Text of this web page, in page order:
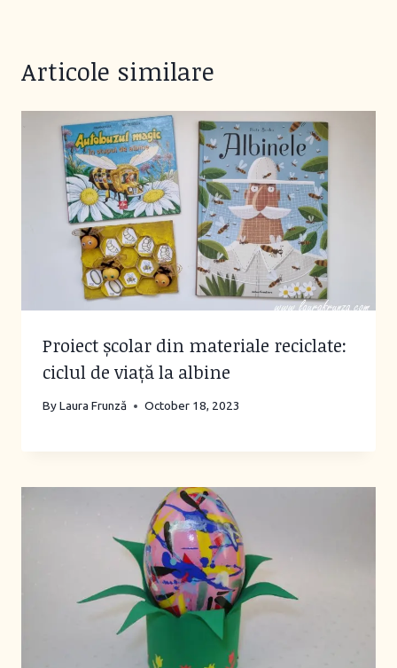
Articole similare
Proiect școlar din materiale reciclate:
ciclul de viață la albine
ByLaura Frunză October 18, 2023